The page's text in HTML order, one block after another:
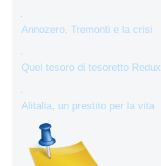
Annozero, Tremonti e la crisi
Quel tesoro di tesoretto Redux
Alitalia, un prestito per la vita